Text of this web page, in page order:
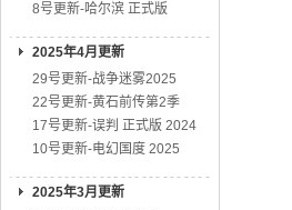
8号更新-哈尔滨 正式版
2025年4月更新
29号更新-战争迷雾2025
22号更新-黄石前传第2季
17号更新-误判 正式版 2024
10号更新-电幻国度 2025
2025年3月更新